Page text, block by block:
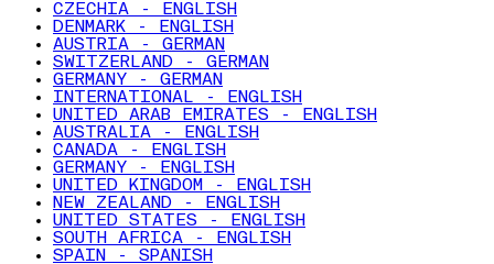
CZECHIA - ENGLISH
DENMARK - ENGLISH
AUSTRIA - GERMAN
SWITZERLAND - GERMAN
GERMANY - GERMAN
INTERNATIONAL - ENGLISH
UNITED ARAB EMIRATES - ENGLISH
AUSTRALIA - ENGLISH
CANADA - ENGLISH
GERMANY - ENGLISH
UNITED KINGDOM - ENGLISH
NEW ZEALAND - ENGLISH
UNITED STATES - ENGLISH
SOUTH AFRICA - ENGLISH
SPAIN - SPANISH